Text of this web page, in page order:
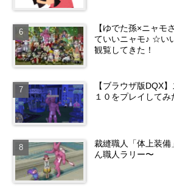
【ゆでた孫×ニャモ
ていいニャモ♪ ☆い
観覧してきた！
【ブラウザ版DQX
１０をプレイして
裁縫職人「体上装備
ん職人ラリー〜